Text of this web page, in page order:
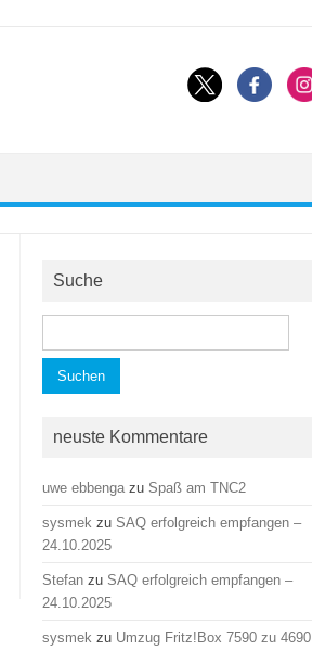
Suche
nach:
neuste Kommentare
uwe ebbenga zu Spaß am TNC2
sysmek zu SAQ erfolgreich empfangen –
24.10.2025
Stefan zu SAQ erfolgreich empfangen –
24.10.2025
sysmek zu Umzug Fritz!Box 7590 zu 4690